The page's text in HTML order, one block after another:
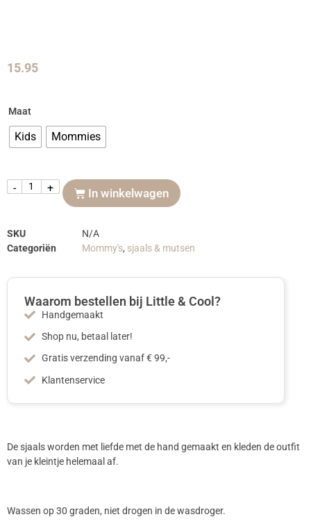
15.95
Maat
Kids Mommies
- + In winkelwagen
SKU
N/A
Categoriën
Mommy's, sjaals & mutsen
Waarom bestellen bij Little & Cool?
Handgemaakt
Shop nu, betaal later!
Gratis verzending vanaf € 99,-
Klantenservice
De sjaals worden met liefde met de hand gemaakt en kleden de outfit
van je kleintje helemaal af.
Wassen op 30 graden, niet drogen in de wasdroger.